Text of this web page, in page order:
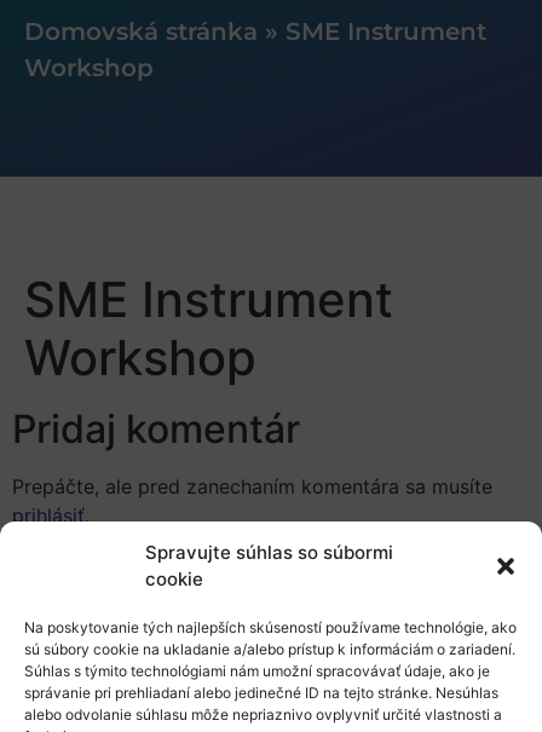
Spravujte súhlas so súbormi
cookie
Na poskytovanie tých najlepších skúseností používame technológie, ako
sú súbory cookie na ukladanie a/alebo prístup k informáciám o zariadení.
Súhlas s týmito technológiami nám umožní spracovávať údaje, ako je
správanie pri prehliadaní alebo jedinečné ID na tejto stránke. Nesúhlas
alebo odvolanie súhlasu môže nepriaznivo ovplyvniť určité vlastnosti a
Domovská stránka » SME Instrument
Workshop
SME Instrument
Workshop
Pridaj komentár
Prepáčte, ale pred zanechaním komentára sa musíte
prihlásiť.
Európsky výskumný priestor